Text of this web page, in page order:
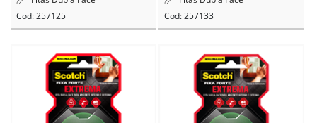
Cod: 257125
Cod: 257133